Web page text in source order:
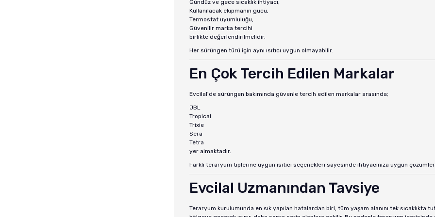
Gündüz ve gece sıcaklık ihtiyacı,
Kullanılacak ekipmanın gücü,
Termostat uyumluluğu,
Güvenilir marka tercihi
birlikte değerlendirilmelidir.
Her sürüngen türü için aynı ısıtıcı uygun olmayabilir.
En Çok Tercih Edilen Markalar
Evcilal'de sürüngen bakımında güvenle tercih edilen markalar arasında;
JBL
Tropical
Trixie
Sera
Tetra
yer almaktadır.
Farklı teraryum tiplerine uygun ısıtıcı seçenekleri sayesinde ihtiyacınıza uygun
Evcilal Uzmanından Tavsiye
Teraryum kurulumunda en sık yapılan hatalardan biri, tüm yaşam alanını tek sıcaklıkta